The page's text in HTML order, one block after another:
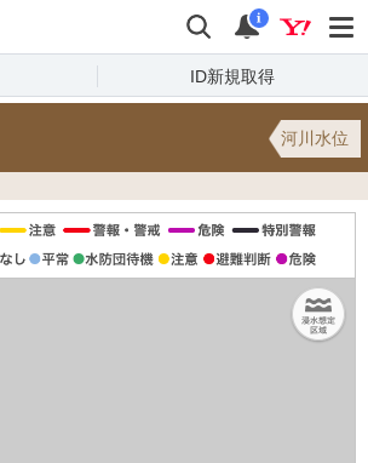
検索 通知
i
ID新規取得
河川水位